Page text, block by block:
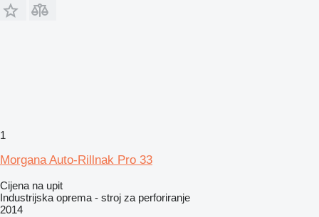
1
Morgana Auto-Rillnak Pro 33
Cijena na upit
Industrijska oprema - stroj za perforiranje
2014